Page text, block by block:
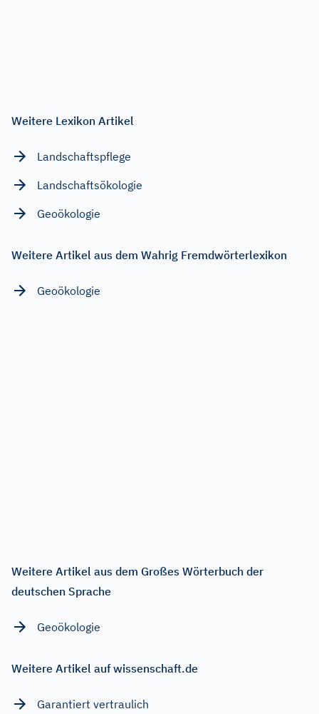
Weitere Lexikon Artikel
Landschaftspflege
Landschaftsökologie
Geoökologie
Weitere Artikel aus dem Wahrig Fremdwörterlexikon
Geoökologie
Weitere Artikel aus dem Großes Wörterbuch der
deutschen Sprache
Geoökologie
Weitere Artikel auf wissenschaft.de
Garantiert vertraulich